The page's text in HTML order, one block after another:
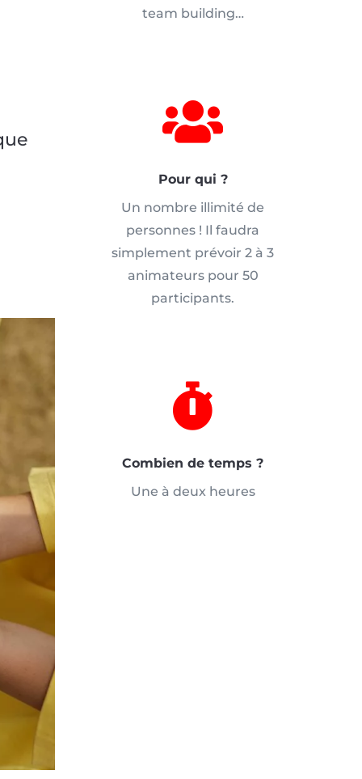
team building…

Pour qui ?
Un nombre illimité de
personnes ! Il faudra
simplement prévoir 2 à 3
animateurs pour 50
participants.

Combien de temps ?
Une à deux heures